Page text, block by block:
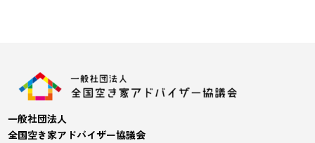
一般社団法人
全国空き家アドバイザー協議会